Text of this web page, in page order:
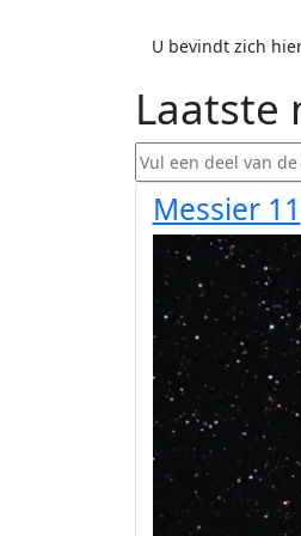
U bevindt zich
Laatste
Vul een deel van de
Messier 11